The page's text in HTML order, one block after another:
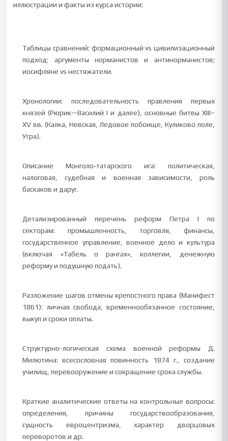
иллюстрации и факты из курса истории:
Таблицы сравнений: формационный vs цивилизационный
подход; аргументы норманистов и антинорманистов;
иосифляне vs нестяжатели.
Хронологии: последовательность правления первых
князей (Рюрик—Василий I и далее), основные битвы XIII–
XV вв. (Калка, Невская, Ледовое побоище, Куликово поле,
Угра).
Описание Монголо‑татарского ига: политическая,
налоговая, судебная и военная зависимости, роль
баскаков и даруг.
Детализированный перечень реформ Петра I по
секторам: промышленность, торговля, финансы,
государственное управление, военное дело и культура
(включая «Табель о рангах», коллегии, денежную
реформу и подушную подать).
Разложение шагов отмены крепостного права (Манифест
1861): личная свобода, временнообязанное состояние,
выкуп и сроки оплаты.
Структурно-логическая схема военной реформы Д.
Милютина: всесословная повинность 1874 г., создание
училищ, перевооружение и сокращение срока службы.
Краткие аналитические ответы на контрольные вопросы:
определения, причины государствообразования,
сущность евроцентризма, характер дворцовых
переворотов и др.